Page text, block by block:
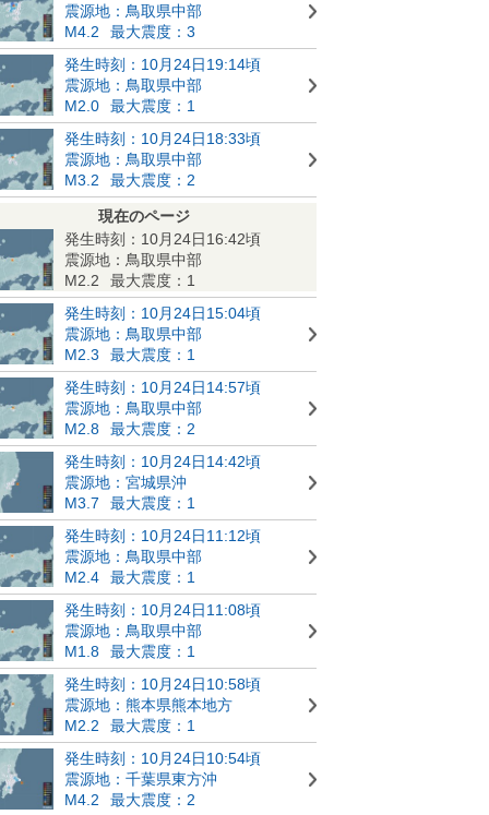
震源地：鳥取県中部
M4.2
最大震度：3
発生時刻：10月24日19:14頃
震源地：鳥取県中部
M2.0
最大震度：1
発生時刻：10月24日18:33頃
震源地：鳥取県中部
M3.2
最大震度：2
現在のページ
発生時刻：10月24日16:42頃
震源地：鳥取県中部
M2.2
最大震度：1
発生時刻：10月24日15:04頃
震源地：鳥取県中部
M2.3
最大震度：1
発生時刻：10月24日14:57頃
震源地：鳥取県中部
M2.8
最大震度：2
発生時刻：10月24日14:42頃
震源地：宮城県沖
M3.7
最大震度：1
発生時刻：10月24日11:12頃
震源地：鳥取県中部
M2.4
最大震度：1
発生時刻：10月24日11:08頃
震源地：鳥取県中部
M1.8
最大震度：1
発生時刻：10月24日10:58頃
震源地：熊本県熊本地方
M2.2
最大震度：1
発生時刻：10月24日10:54頃
震源地：千葉県東方沖
M4.2
最大震度：2